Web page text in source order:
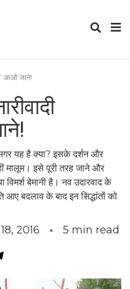
आओ जाने!
यह है क्या? इसके दर्शन और
मालूम। इसे पूरी तरह जाने और
विमर्श बेमानी है। नव उदारवाद के
आए बदलाव के बाद इन सिद्धांतों को
2016 5 min read